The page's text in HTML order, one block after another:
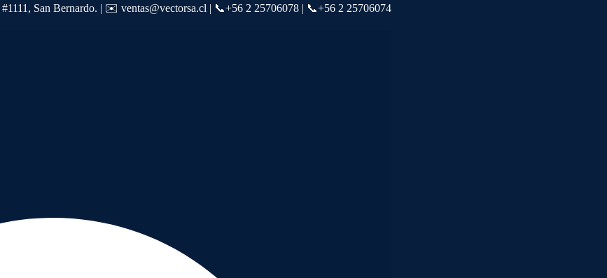
San Bernardo. | ✉️ ventas@vectorsa.cl | 📞+56 2 25706078 | 📞+56 2 25706074